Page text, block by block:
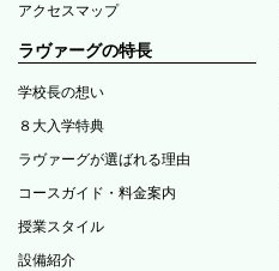
アクセスマップ
ラヴァーグの特長
学校長の想い
８大入学特典
ラヴァーグが選ばれる理由
コースガイド・料金案内
授業スタイル
設備紹介